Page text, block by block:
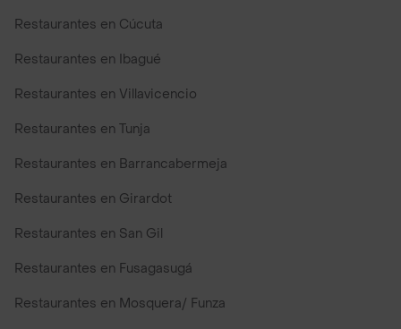
Restaurantes en Cúcuta
Restaurantes en Ibagué
Restaurantes en Villavicencio
Restaurantes en Tunja
Restaurantes en Barrancabermeja
Restaurantes en Girardot
Restaurantes en San Gil
Restaurantes en Fusagasugá
Restaurantes en Mosquera/ Funza